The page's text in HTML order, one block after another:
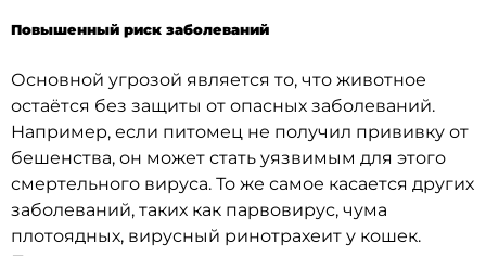
Повышенный риск заболеваний
Основной угрозой является то, что животное
остаётся без защиты от опасных заболеваний.
Например, если питомец не получил прививку от
бешенства, он может стать уязвимым для этого
смертельного вируса. То же самое касается других
заболеваний, таких как парвовирус, чума
плотоядных, вирусный ринотрахеит у кошек.